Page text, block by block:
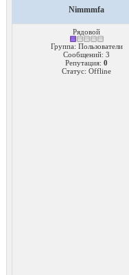
Nimmmfa
Рядовой
Группа: Пользователи
Сообщений: 3
Репутация: 0
Статус: Offline